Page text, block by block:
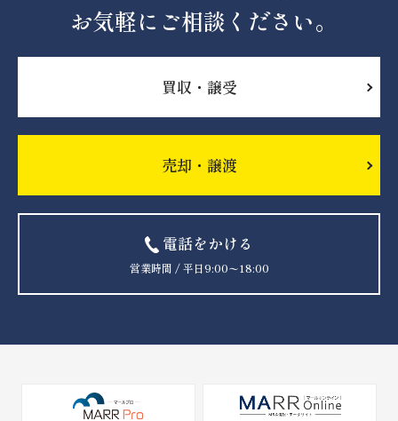
お気軽にご相談ください。
買収・譲受
売却・譲渡
電話をかける
営業時間 / 平日9:00〜18:00